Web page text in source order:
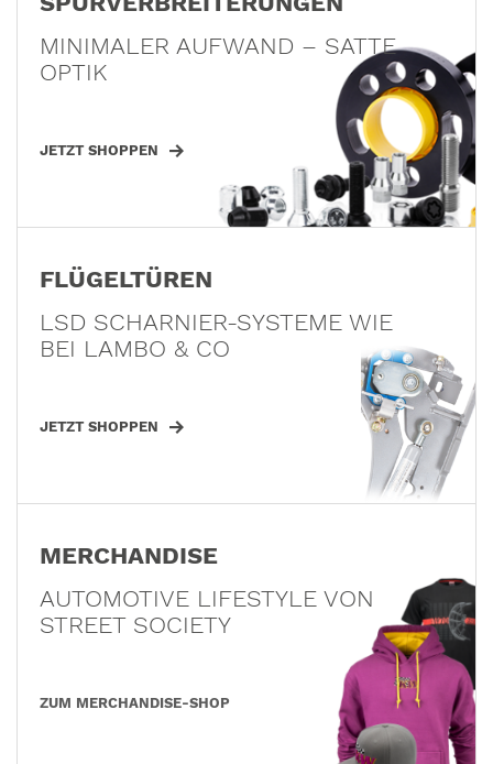
MINIMALER AUFWAND – SATTE
OPTIK
JETZT SHOPPEN
FLÜGELTÜREN
LSD SCHARNIER-SYSTEME WIE
BEI LAMBO & CO
JETZT SHOPPEN
MERCHANDISE
AUTOMOTIVE LIFESTYLE VON
STREET SOCIETY
ZUM MERCHANDISE-SHOP